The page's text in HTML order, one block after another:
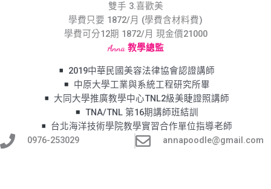
雙手 3.喜歡美
學費只要 1872/月 (學費含材料費)
學費可分12期 1872/月 現金價21000
Anna 教學總監
2019中華民國美容法律協會認證講師
中原大學工業與系統工程研究所畢
大同大學推廣教學中心TNL2級美睫證照講師
TNA/TNL 第16期講師班結訓
台北海洋技術學院教學實習合作單位指導老師
0976-253029
annapoodle@gmail.com